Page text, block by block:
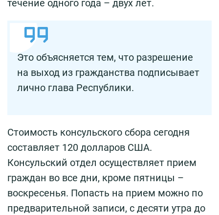
течение одного года – двух лет.
Это объясняется тем, что разрешение
на выход из гражданства подписывает
лично глава Республики.
Стоимость консульского сбора сегодня
составляет 120 долларов США.
Консульский отдел осуществляет прием
граждан во все дни, кроме пятницы –
воскресенья. Попасть на прием можно по
предварительной записи, с десяти утра до